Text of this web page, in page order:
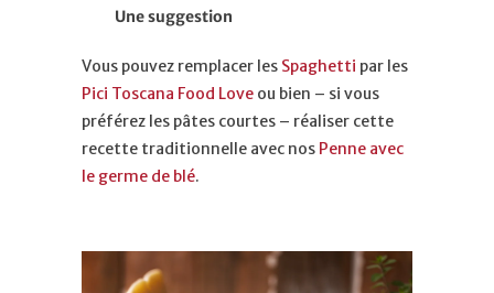
Une suggestion
Vous pouvez remplacer les Spaghetti par les
Pici Toscana Food Love ou bien – si vous
préférez les pâtes courtes – réaliser cette
recette traditionnelle avec nos Penne avec
le germe de blé.